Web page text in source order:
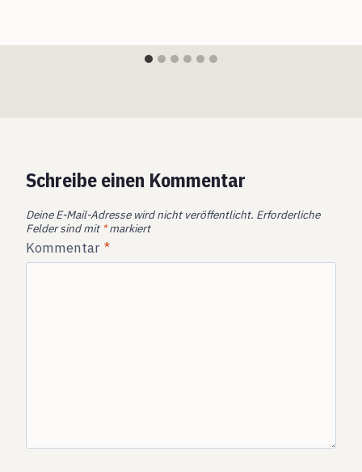
Schreibe einen Kommentar
Deine E-Mail-Adresse wird nicht veröffentlicht. Erforderliche
Felder sind mit *markiert
Kommentar *